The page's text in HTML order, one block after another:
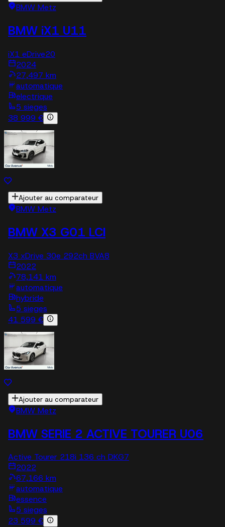
BMW Metz
BMW iX1 U11
iX1 eDrive20
2024
27,497 km
automatique
electrique
5 sieges
38 999 €
Ajouter au comparateur
BMW Metz
BMW X3 G01 LCI
X3 xDrive 30e 292ch BVA8
2022
78,141 km
automatique
hybride
5 sieges
41 599 €
Ajouter au comparateur
BMW Metz
BMW SERIE 2 ACTIVE TOURER U06
Active Tourer 218i 136 ch DKG7
2022
67,166 km
automatique
essence
5 sieges
23 599 €